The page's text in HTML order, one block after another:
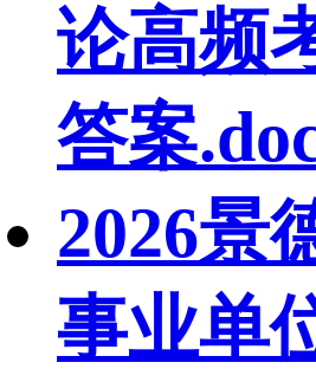
论高频
答案
2026景
事业单